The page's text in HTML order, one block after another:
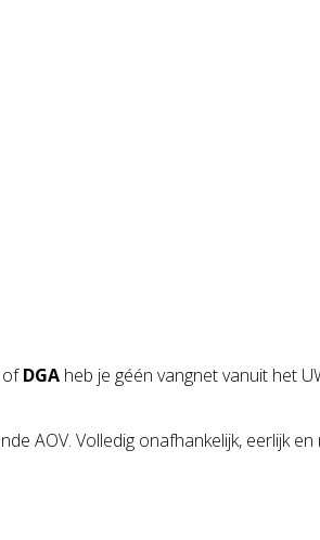
ofDGA heb je géén vangnet vanuit het
AOV. Volledig onafhankelijk, eerlijk